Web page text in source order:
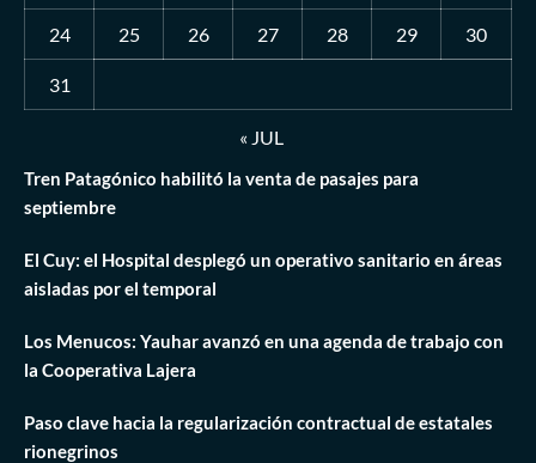
24 25 26 27 28 29 30
31
« JUL
Tren Patagónico habilitó la venta de pasajes para
septiembre
El Cuy: el Hospital desplegó un operativo sanitario en áreas
aisladas por el temporal
Los Menucos: Yauhar avanzó en una agenda de trabajo con
la Cooperativa Lajera
Paso clave hacia la regularización contractual de estatales
rionegrinos